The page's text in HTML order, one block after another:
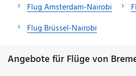
Flug Amsterdam-Nairobi
Flug Brüssel-Nairobi
Angebote für Flüge von